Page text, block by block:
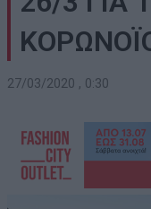
27/03/2020 , 0:30